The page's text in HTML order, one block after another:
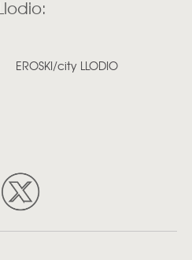
EROSKI/city LLODIO